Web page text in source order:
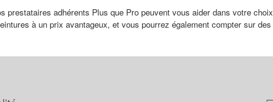
prestataires adhérents Plus que Pro peuvent vous aider dans votre
à un prix avantageux, et vous pourrez également compter sur